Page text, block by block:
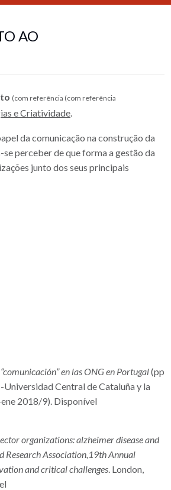
AO
(com referência (com referência
e Criatividade.
da comunicação na construção da
perceber de que forma a gestão da
junto dos seus principais
en las ONG en Portugal(pp
Central de Cataluña y la
2018/9). Disponível
organizations: alzheimer disease and
Research Association,19th Annual
and critical challenges. London,